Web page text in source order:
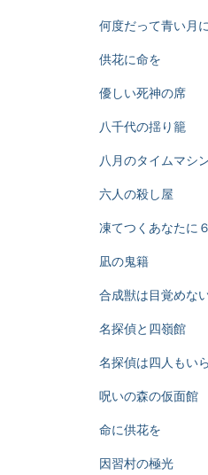
何度だって青い月
供花に命を
優しい死神の席
八千代の揺り籠
八月のタイムマシ
六人の殺し屋
凍てつくあなたに
凪の鬼籍
合成獣は目覚めな
名探偵と四嶺館
名探偵は四人もい
呪いの森の仮面館
命に供花を
因習村の極光